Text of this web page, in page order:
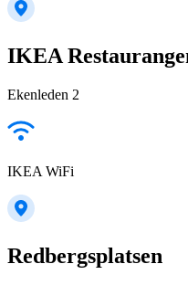
IKEA
Ekenleden 2
IKEA WiFi
Redbergsplatsen